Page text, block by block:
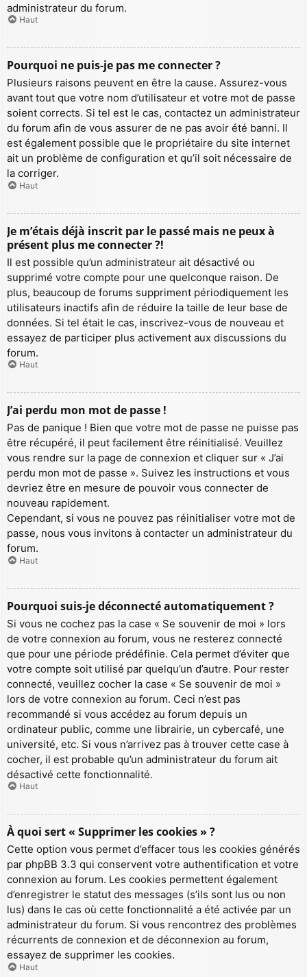
administrateur du forum.
Haut
Pourquoi ne puis-je pas me connecter ?
Plusieurs raisons peuvent en être la cause. Assurez-vous
avant tout que votre nom d’utilisateur et votre mot de passe
soient corrects. Si tel est le cas, contactez un administrateur
du forum afin de vous assurer de ne pas avoir été banni. Il
est également possible que le propriétaire du site internet
ait un problème de configuration et qu’il soit nécessaire de
la corriger.
Haut
Je m’étais déjà inscrit par le passé mais ne peux à
présent plus me connecter ?!
Il est possible qu’un administrateur ait désactivé ou
supprimé votre compte pour une quelconque raison. De
plus, beaucoup de forums suppriment périodiquement les
utilisateurs inactifs afin de réduire la taille de leur base de
données. Si tel était le cas, inscrivez-vous de nouveau et
essayez de participer plus activement aux discussions du
forum.
Haut
J’ai perdu mon mot de passe !
Pas de panique ! Bien que votre mot de passe ne puisse pas
être récupéré, il peut facilement être réinitialisé. Veuillez
vous rendre sur la page de connexion et cliquer sur « J’ai
perdu mon mot de passe ». Suivez les instructions et vous
devriez être en mesure de pouvoir vous connecter de
nouveau rapidement.
Cependant, si vous ne pouvez pas réinitialiser votre mot de
passe, nous vous invitons à contacter un administrateur du
forum.
Haut
Pourquoi suis-je déconnecté automatiquement ?
Si vous ne cochez pas la case « Se souvenir de moi » lors
de votre connexion au forum, vous ne resterez connecté
que pour une période prédéfinie. Cela permet d’éviter que
votre compte soit utilisé par quelqu’un d’autre. Pour rester
connecté, veuillez cocher la case « Se souvenir de moi »
lors de votre connexion au forum. Ceci n’est pas
recommandé si vous accédez au forum depuis un
ordinateur public, comme une librairie, un cybercafé, une
université, etc. Si vous n’arrivez pas à trouver cette case à
cocher, il est probable qu’un administrateur du forum ait
désactivé cette fonctionnalité.
Haut
À quoi sert « Supprimer les cookies » ?
Cette option vous permet d’effacer tous les cookies générés
par phpBB 3.3 qui conservent votre authentification et votre
connexion au forum. Les cookies permettent également
d’enregistrer le statut des messages (s’ils sont lus ou non
lus) dans le cas où cette fonctionnalité a été activée par un
administrateur du forum. Si vous rencontrez des problèmes
récurrents de connexion et de déconnexion au forum,
essayez de supprimer les cookies.
Haut